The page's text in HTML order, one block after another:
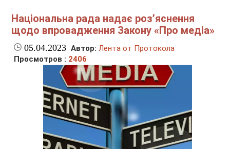
Національна рада надає роз’яснення
щодо впровадження Закону «Про медіа»
05.04.2023 Автор: Лента от Протокола
Просмотров : 2406